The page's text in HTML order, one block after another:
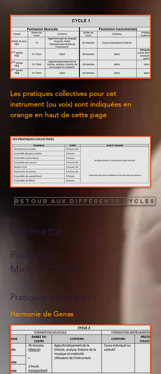
Les pratiques collectives pour cet
instrument (ou voix) sont indiquées en
orange en haut de cette page
Retour aux différents cycles
Clarinette
Professeur :
Michel ROBERT
Pratiques collectives :
Harmonie de Genas